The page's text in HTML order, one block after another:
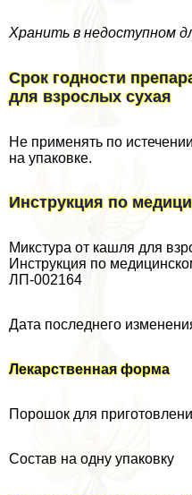
Хранить в недоступном
Срок годности
для взрослых сухая
Не применять по
на упаковке.
Инструкция по
Микстура от кашля для
Инструкция по
ЛП-002164
Дата последнего
Лекарственная форма
Порошок для
Состав на одну упаковку